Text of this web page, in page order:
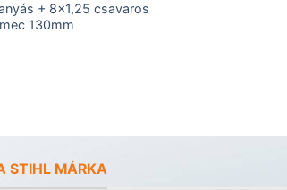
+ 8×1,25 csavaros
130mm
STIHL MÁRKA